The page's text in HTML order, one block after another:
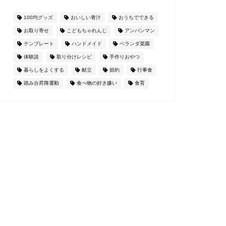
100均グッズ おいしい青汁 おうちでできる
お取り寄せ こどもちゃれんじ アンパンマン
テンプレート ハンドメイド ベランダ菜園
体験談 取り分けレシピ 手作りおやつ
暮らしをよくする 献立 節約 行事食
踏み台昇降運動 食べ物の好き嫌い 食育